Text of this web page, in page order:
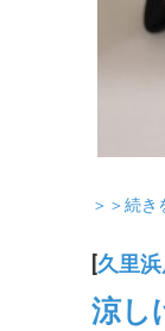
＞＞続き
久里
涼し